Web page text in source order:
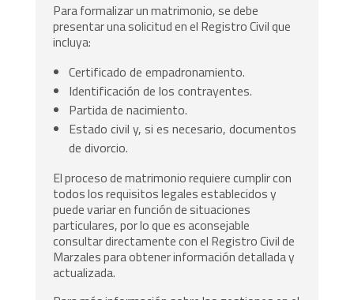
Para formalizar un matrimonio, se debe
presentar una solicitud en el Registro Civil que
incluya:
Certificado de empadronamiento.
Identificación de los contrayentes.
Partida de nacimiento.
Estado civil y, si es necesario, documentos
de divorcio.
El proceso de matrimonio requiere cumplir con
todos los requisitos legales establecidos y
puede variar en función de situaciones
particulares, por lo que es aconsejable
consultar directamente con el Registro Civil de
Marzales para obtener información detallada y
actualizada.